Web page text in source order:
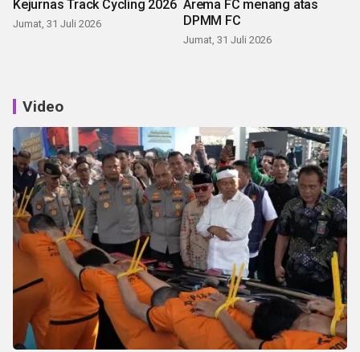
Kejurnas Track Cycling 2026
Jumat, 31 Juli 2026
Arema FC menang atas
DPMM FC
Jumat, 31 Juli 2026
Video